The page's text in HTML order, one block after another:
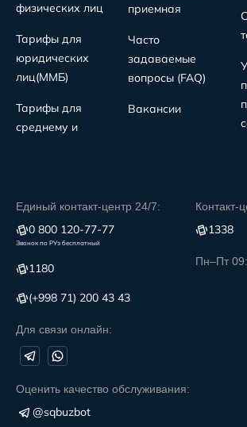
физических лиц
Тарифы для
юридических
лиц(MMБ)
Тарифы для
среднему и
приемная
Часто
задаваемые
вопросы (FAQ)
Вакансии
Единый контакт-центр 24/7:
0 800 120-77-77
Звонок по РУз бесплатный
1180
(+998 71) 200 43 43
Для связи онлайн:
Контакт-
1338
Пн–Пт
Оценить качество обслуживания:
@sqbuzbot